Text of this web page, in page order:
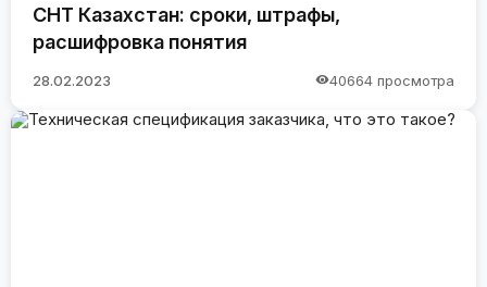
СНТ Казахстан: сроки, штрафы,
расшифровка понятия
28.02.2023 40664 просмотра